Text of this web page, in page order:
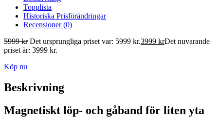
Topplista
Historiska Prisförändringar
Recensioner (0)
5999kr Det ursprungliga priset var: 5999 kr.3999 krDet nuvarande
priset är: 3999 kr.
Köp nu
Beskrivning
Magnetiskt löp- och gåband för liten yta